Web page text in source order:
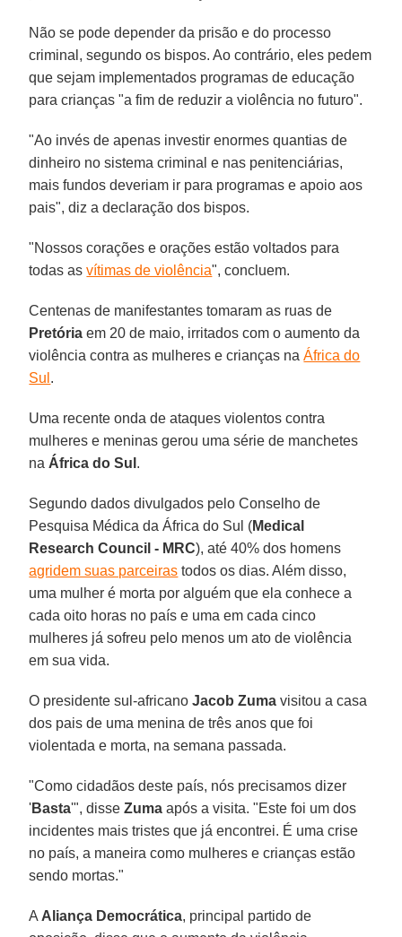
Não se pode depender da prisão e do processo
criminal, segundo os bispos. Ao contrário, eles pedem
que sejam implementados programas de educação
para crianças "a fim de reduzir a violência no futuro".
"Ao invés de apenas investir enormes quantias de
dinheiro no sistema criminal e nas penitenciárias,
mais fundos deveriam ir para programas e apoio aos
pais", diz a declaração dos bispos.
"Nossos corações e orações estão voltados para
todas asvítimas de violência", concluem.
Centenas de manifestantes tomaram as ruas de
Pretória em 20 de maio, irritados com o aumento da
violência contra as mulheres e crianças naÁfrica do
Sul .
Uma recente onda de ataques violentos contra
mulheres e meninas gerou uma série de manchetes
na África do Sul .
Segundo dados divulgados pelo Conselho de
Pesquisa Médica da África do Sul (Medical
Research Council - MRC), até 40% dos homens
agridem suas parceiras todos os dias. Além disso,
uma mulher é morta por alguém que ela conhece a
cada oito horas no país e uma em cada cinco
mulheres já sofreu pelo menos um ato de violência
em sua vida.
O presidente sul-africanoJacob Zuma visitou a casa
dos pais de uma menina de três anos que foi
violentada e morta, na semana passada.
"Como cidadãos deste país, nós precisamos dizer
'Basta'", disseZuma após a visita. "Este foi um dos
incidentes mais tristes que já encontrei. É uma crise
no país, a maneira como mulheres e crianças estão
sendo mortas."
A Aliança Democrática, principal partido de